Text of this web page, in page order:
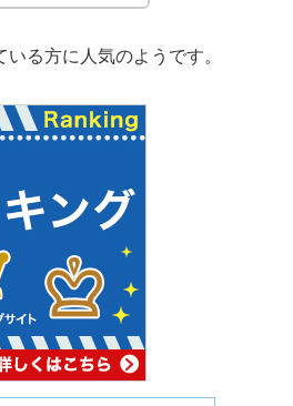
る方に人気のようです。